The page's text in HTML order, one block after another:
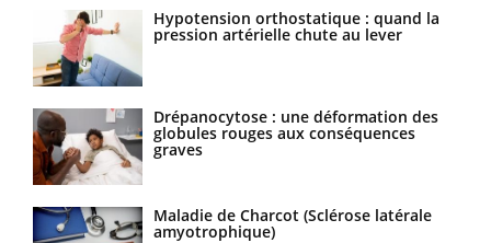
Hypotension orthostatique : quand la
pression artérielle chute au lever
Drépanocytose : une déformation des
globules rouges aux conséquences
graves
Maladie de Charcot (Sclérose latérale
amyotrophique)